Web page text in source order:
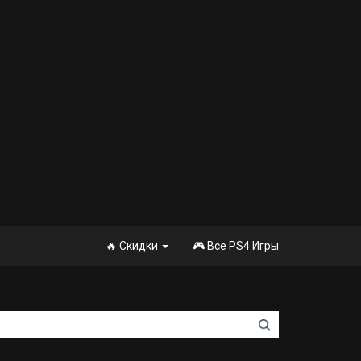
🔥 Скидки 🎮 Все PS4 Игры